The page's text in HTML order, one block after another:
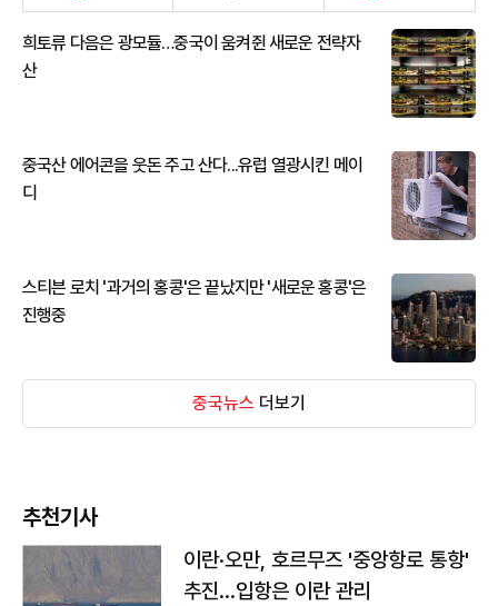
희토류 다음은 광모듈…중국이 움켜쥔 새로운 전략자
산
중국산 에어콘을 웃돈 주고 산다...유럽 열광시킨 메이
디
스티븐 로치 '과거의 홍콩'은 끝났지만 '새로운 홍콩'은
진행중
중국뉴스 더보기
추천기사
이란·오만, 호르무즈 '중앙항로 통항'
추진…입항은 이란 관리